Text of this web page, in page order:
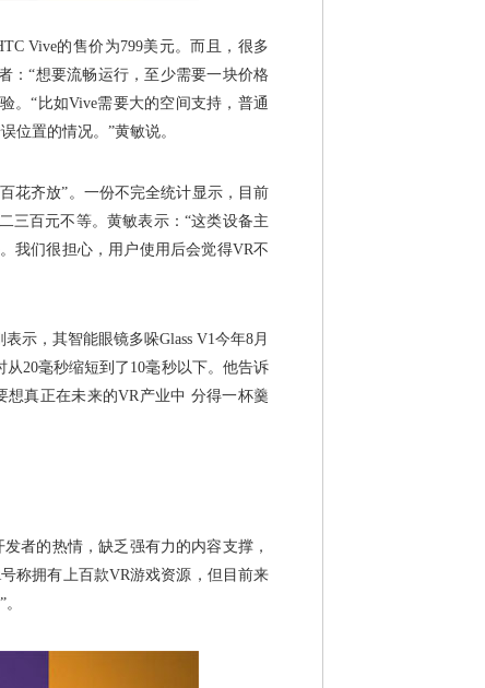
Vive的售价为799美元。而且，很多
：“想要流畅运行，至少需要一块价格
。“比如Vive需要大的空间支持，普通
位置的情况。”黄敏说。
齐放”。一份不完全统计显示，目前
三百元不等。黄敏表示：“这类设备主
我们很担心，用户使用后会觉得VR不
，其智能眼镜多哚Glass V1今年8月
20毫秒缩短到了10毫秒以下。他告诉
想真正在未来的VR产业中 分得一杯羹
者的热情，缺乏强有力的内容支撑，
称拥有上百款VR游戏资源，但目前来